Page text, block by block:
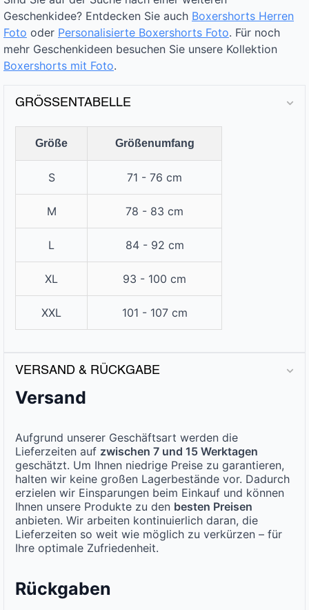
Geschenkidee? Entdecken Sie auch Boxershorts Herren
Foto oder Personalisierte Boxershorts Foto. Für noch
mehr Geschenkideen besuchen Sie unsere Kollektion
Boxershorts mit Foto.
GRÖSSENTABELLE
Größe Größenumfang
S 71 - 76 cm
M 78 - 83 cm
L 84 - 92 cm
XL 93 - 100 cm
XXL 101 - 107 cm
VERSAND & RÜCKGABE
Versand
Aufgrund unserer Geschäftsart werden die
Lieferzeiten auf zwischen 7 und 15 Werktagen
geschätzt. Um Ihnen niedrige Preise zu garantieren,
halten wir keine großen Lagerbestände vor. Dadurch
erzielen wir Einsparungen beim Einkauf und können
Ihnen unsere Produkte zu den besten Preisen
anbieten. Wir arbeiten kontinuierlich daran, die
Lieferzeiten so weit wie möglich zu verkürzen – für
Ihre optimale Zufriedenheit.
Rückgaben